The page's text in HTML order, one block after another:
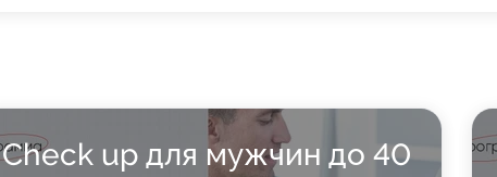
Check up для мужчин до 40